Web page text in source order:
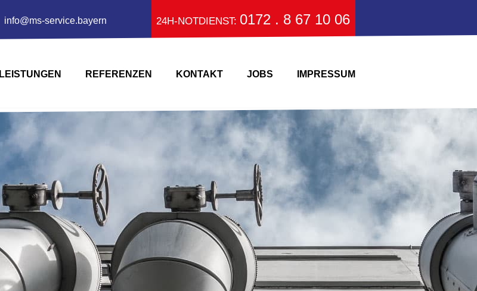
info@ms-service.bayern 24H-NOTDIENST: 0172 . 8 67 10 06
LEISTUNGEN REFERENZEN KONTAKT JOBS IMPRESSUM